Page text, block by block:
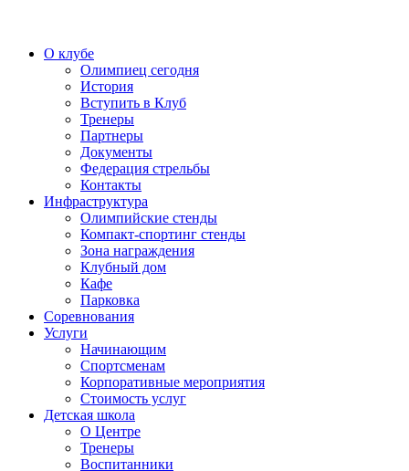
О клубе
Олимпиец сегодня
История
Вступить в Клуб
Тренеры
Партнеры
Документы
Федерация стрельбы
Контакты
Инфраструктура
Олимпийские стенды
Компакт-спортинг стенды
Зона награждения
Клубный дом
Кафе
Парковка
Соревнования
Услуги
Начинающим
Спортсменам
Корпоративные мероприятия
Стоимость услуг
Детская школа
О Центре
Тренеры
Воспитанники